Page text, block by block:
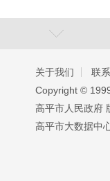
关于我们
联
Copyright ©️
高平市人民政府
高平市大数据